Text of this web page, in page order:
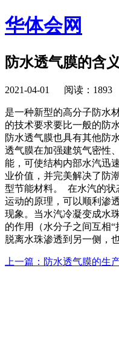
华体会网
防水透气膜的含
2021-04-01 阅读：1893
是一种新型的高分子防水
的技术要求要比一般的防
防水透气膜也具有其他防
透气膜在加强建筑气密性
能，可使结构内部水汽迅
业价值，并完美解决了防
型节能材料。 在水汽的状
运动的原理，可以顺利渗
现象。当水汽冷凝变成水
的作用（水分子之间互相“
脱离水珠渗透到另一侧，
上一篇： 防水透气膜的生